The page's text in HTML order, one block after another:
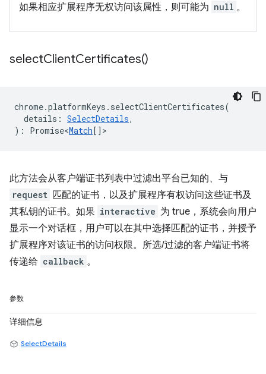
如果相应扩展程序无权访问该属性，则可能为 null 。
selectClientCertificates()
chrome.platformKeys . selectClientCertificates(
details : SelectDetails,
) : Promise<Match[] >
此方法会从客户端证书列表中过滤出平台已知的、与
request 匹配的证书，以及扩展程序有权访问这些证书及
其私钥的证书。如果 interactive 为 true，系统会向用户
显示一个对话框，用户可以在其中选择匹配的证书，并授予
扩展程序对该证书的访问权限。所选/过滤的客户端证书将
传递给 callback 。
参数
详细信息
SelectDetails